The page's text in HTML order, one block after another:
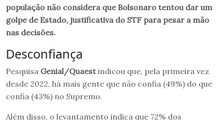
população não considera que Bolsonaro tentou dar um
golpe de Estado, justificativa do STF para pesar a mão
nas decisões.
Desconfiança
Pesquisa Genial/Quaestindicou que, pela primeira vez
desde 2022, há mais gente que não confia (49%) do que
confia (43%) no Supremo.
Além disso, o levantamento indica que 72% dos